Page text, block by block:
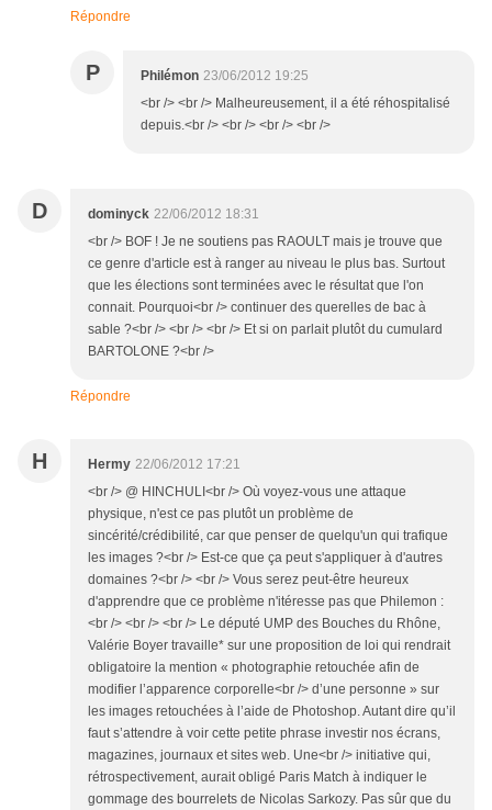
Répondre
P Philémon 23/06/2012 19:25
<br /> <br /> Malheureusement, il a été réhospitalisé
depuis.<br /> <br /> <br /> <br />
D dominyck 22/06/2012 18:31
<br /> BOF ! Je ne soutiens pas RAOULT mais je trouve que
ce genre d'article est à ranger au niveau le plus bas. Surtout
que les élections sont terminées avec le résultat que l'on
connait. Pourquoi<br /> continuer des querelles de bac à
sable ?<br /> <br /> <br /> Et si on parlait plutôt du cumulard
BARTOLONE ?<br />
Répondre
H Hermy 22/06/2012 17:21
<br /> @ HINCHULI<br /> Où voyez-vous une attaque
physique, n'est ce pas plutôt un problème de
sincérité/crédibilité, car que penser de quelqu'un qui trafique
les images ?<br /> Est-ce que ça peut s'appliquer à d'autres
domaines ?<br /> <br /> Vous serez peut-être heureux
d'apprendre que ce problème n'itéresse pas que Philemon :
<br /> <br /> <br /> Le député UMP des Bouches du Rhône,
Valérie Boyer travaille* sur une proposition de loi qui rendrait
obligatoire la mention « photographie retouchée afin de
modifier l’apparence corporelle<br /> d’une personne » sur
les images retouchées à l’aide de Photoshop. Autant dire qu’il
faut s’attendre à voir cette petite phrase investir nos écrans,
magazines, journaux et sites web. Une<br /> initiative qui,
rétrospectivement, aurait obligé Paris Match à indiquer le
gommage des bourrelets de Nicolas Sarkozy. Pas sûr que du